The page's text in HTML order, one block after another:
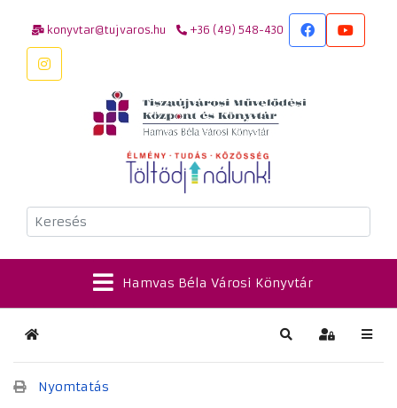
konyvtar@tujvaros.hu +36 (49) 548-430
Keresés
Hamvas Béla Városi Könyvtár
Kezdőlap Keresés
Nyomtatás